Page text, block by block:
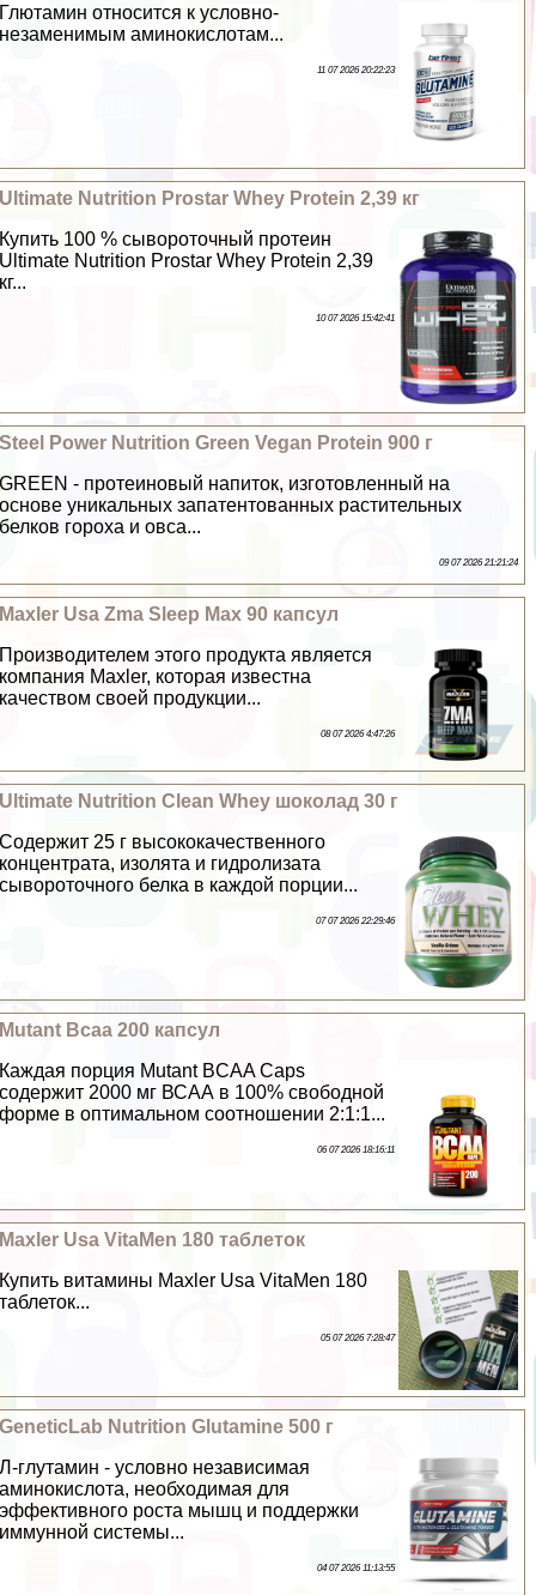
Глютамин относится к условно-
незаменимым аминокислотам...
11 07 2026 20:22:23
Ultimate Nutrition Prostar Whey Protein 2,39 кг
Купить 100 % сывороточный протеин
Ultimate Nutrition Prostar Whey Protein 2,39
кг...
10 07 2026 15:42:41
Steel Power Nutrition Green Vegan Protein 900 г
GREEN - протеиновый напиток, изготовленный на
основе уникальных запатентованных растительных
белков гороха и овса...
09 07 2026 21:21:24
Maxler Usa Zma Sleep Max 90 капсул
Производителем этого продукта является
компания Maxler, которая известна
качеством своей продукции...
08 07 2026 4:47:26
Ultimate Nutrition Clean Whey шоколад 30 г
Содержит 25 г высококачественного
концентрата, изолята и гидролизата
сывороточного белка в каждой порции...
07 07 2026 22:29:46
Mutant Bcaa 200 капсул
Каждая порция Mutant BCAA Caps
содержит 2000 мг ВСАА в 100% свободной
форме в оптимальном соотношении 2:1:1...
06 07 2026 18:16:11
Maxler Usa VitaMen 180 таблеток
Купить витамины Maxler Usa VitaMen 180
таблеток...
05 07 2026 7:28:47
GeneticLab Nutrition Glutamine 500 г
Л-глутамин - условно независимая
аминокислота, необходимая для
эффективного роста мышц и поддержки
иммунной системы...
04 07 2026 11:13:55